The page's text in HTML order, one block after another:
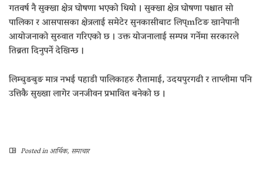
गतवर्ष नै सुक्खा क्षेत्र घोषणा भएको थियो । सुक्खा क्षेत्र घोषणा पश्चात सो
पालिका र आसपासका क्षेत्रलाई समेटेर सुनकासीबाट लिप्mटिङ खानेपानी
आयोजनाको सुरुवात गरिएको छ । उक्त योजनालाई सम्पन्न गर्नेमा सरकारले
तिब्रता दिनुपर्ने देखिन्छ ।
लिम्चुङबुङ मात्र नभई पहाडी पालिकाहरु रौतामाई, उदयपुरगढी र ताप्लीमा पनि
उत्तिकै सुख्खा लागेर जनजीवन प्रभावित बनेको छ ।
Posted inआर्थिक, समाचार